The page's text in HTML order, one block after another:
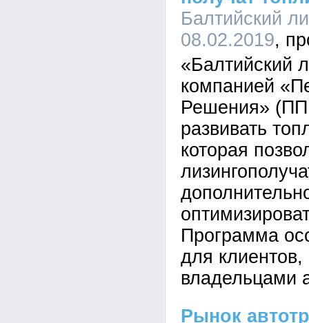
Балтийский
08.02.2019
«Балтийский
компанией
Решения»
развивать
которая
Программа
для
владельцами
Рынок